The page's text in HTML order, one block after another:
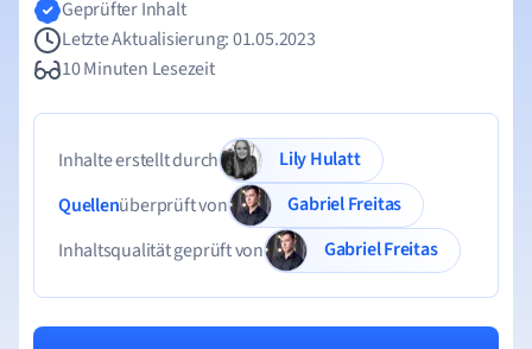
Geprüfter Inhalt
Letzte Aktualisierung: 01.05.2023
10 Minuten Lesezeit
Inhalte erstellt durch
Lily Hulatt
Quellenüberprüft von
Gabriel Freitas
Inhaltsqualität geprüft von
Gabriel Freitas